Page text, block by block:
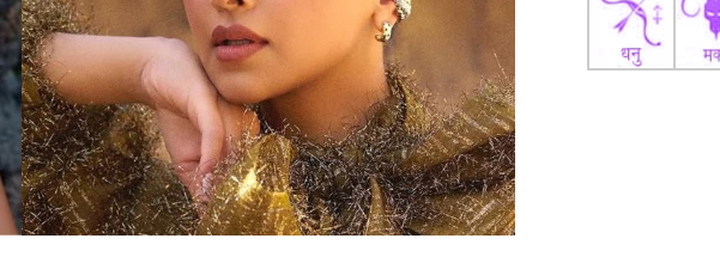
उम्र के 5 प्लेयर, जिनमें 3 भारतीय चमके